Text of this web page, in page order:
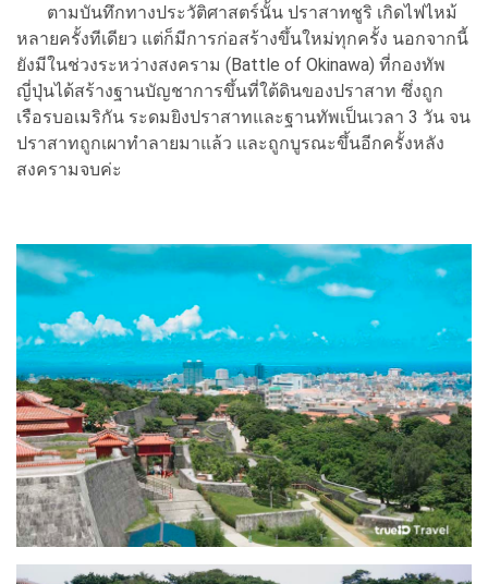
ตามบันทึกทางประวัติศาสตร์นั้น ปราสาทชูริ เกิดไฟไหม้
หลายครั้งทีเดียว แต่ก็มีการก่อสร้างขึ้นใหม่ทุกครั้ง นอกจากนี้
ยังมีในช่วงระหว่างสงคราม (Battle of Okinawa) ที่กองทัพ
ญี่ปุ่นได้สร้างฐานบัญชาการขึ้นที่ใต้ดินของปราสาท ซึ่งถูก
เรือรบอเมริกัน ระดมยิงปราสาทและฐานทัพเป็นเวลา 3 วัน จน
ปราสาทถูกเผาทำลายมาแล้ว และถูกบูรณะขึ้นอีกครั้งหลัง
สงครามจบค่ะ